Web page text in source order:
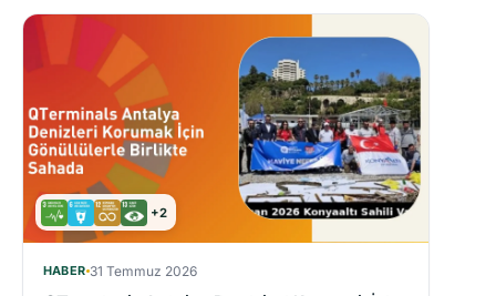
+2
HABER 31 Temmuz 2026